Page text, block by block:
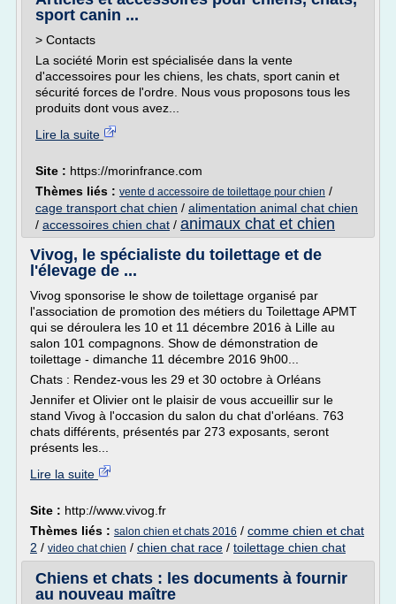
sport canin ...
> Contacts
La société Morin est spécialisée dans la vente
d'accessoires pour les chiens, les chats, sport canin et
sécurité forces de l'ordre. Nous vous proposons tous les
produits dont vous avez...
Lire la suite
Site : https://morinfrance.com
Thèmes liés : vente d accessoire de toilettage pour chien /
cage transport chat chien / alimentation animal chat chien
/ accessoires chien chat / animaux chat et chien
Vivog, le spécialiste du toilettage et de
l'élevage de ...
Vivog sponsorise le show de toilettage organisé par
l'association de promotion des métiers du Toilettage APMT
qui se déroulera les 10 et 11 décembre 2016 à Lille au
salon 101 compagnons. Show de démonstration de
toilettage - dimanche 11 décembre 2016 9h00...
Chats : Rendez-vous les 29 et 30 octobre à Orléans
Jennifer et Olivier ont le plaisir de vous accueillir sur le
stand Vivog à l'occasion du salon du chat d'orléans. 763
chats différents, présentés par 273 exposants, seront
présents les...
Lire la suite
Site : http://www.vivog.fr
Thèmes liés : salon chien et chats 2016 / comme chien et chat
2 / video chat chien / chien chat race / toilettage chien chat
Chiens et chats : les documents à fournir
au nouveau maître